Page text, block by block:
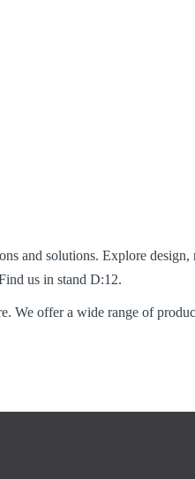
and solutions. Explore design,
us in stand D:12.
offer a wide range of